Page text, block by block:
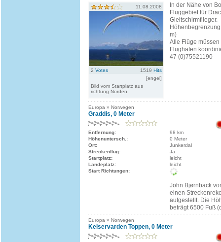
11.08.2008
2 Votes 1519 Hits
[engel]
Bild vom Startplatz aus
richtung Norden.
In der Nähe von
Fluggebiet für
Gleitschirmflieger.
m)
Alle Flüge müssen
Flughafen
47 (0)75521190
Europa » Norwegen
Graddis, 0 Meter
Entfernung:
98 km
Höhenuntersch.:
0 Meter
Ort:
Junkerdal
Streckenflug:
Ja
Startplatz:
leicht
Landeplatz:
leicht
Start Richtungen:
John Bjørnback
einen
aufgestellt. Die
beträgt 6500 Fuß
Europa » Norwegen
Keiservarden Toppen, 0 Meter